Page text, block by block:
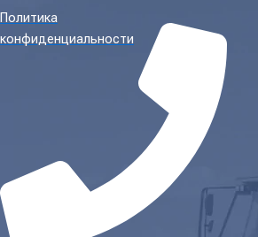
Политика
конфиденциальности